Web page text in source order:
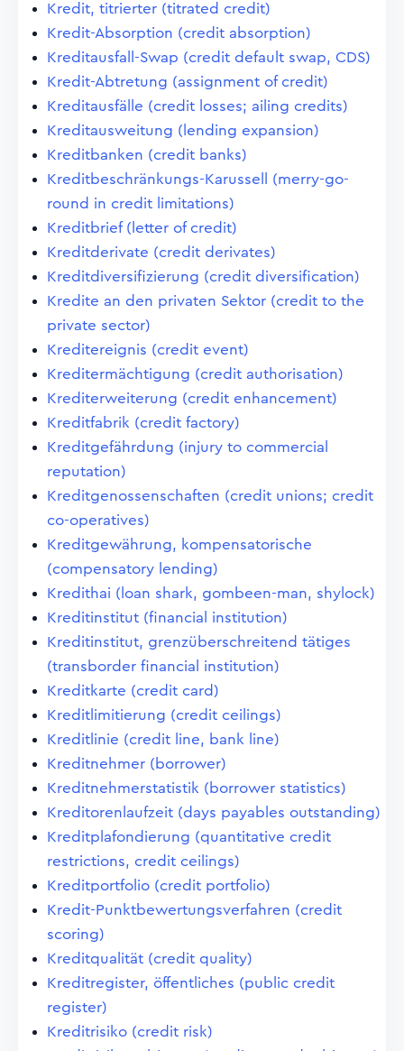
Kredit, titrierter (titrated credit)
Kredit-Absorption (credit absorption)
Kreditausfall-Swap (credit default swap, CDS)
Kredit-Abtretung (assignment of credit)
Kreditausfälle (credit losses; ailing credits)
Kreditausweitung (lending expansion)
Kreditbanken (credit banks)
Kreditbeschränkungs-Karussell (merry-go-
round in credit limitations)
Kreditbrief (letter of credit)
Kreditderivate (credit derivates)
Kreditdiversifizierung (credit diversification)
Kredite an den privaten Sektor (credit to the
private sector)
Kreditereignis (credit event)
Kreditermächtigung (credit authorisation)
Krediterweiterung (credit enhancement)
Kreditfabrik (credit factory)
Kreditgefährdung (injury to commercial
reputation)
Kreditgenossenschaften (credit unions; credit
co-operatives)
Kreditgewährung, kompensatorische
(compensatory lending)
Kredithai (loan shark, gombeen-man, shylock)
Kreditinstitut (financial institution)
Kreditinstitut, grenzüberschreitend tätiges
(transborder financial institution)
Kreditkarte (credit card)
Kreditlimitierung (credit ceilings)
Kreditlinie (credit line, bank line)
Kreditnehmer (borrower)
Kreditnehmerstatistik (borrower statistics)
Kreditorenlaufzeit (days payables outstanding)
Kreditplafondierung (quantitative credit
restrictions, credit ceilings)
Kreditportfolio (credit portfolio)
Kredit-Punktbewertungsverfahren (credit
scoring)
Kreditqualität (credit quality)
Kreditregister, öffentliches (public credit
register)
Kreditrisiko (credit risk)